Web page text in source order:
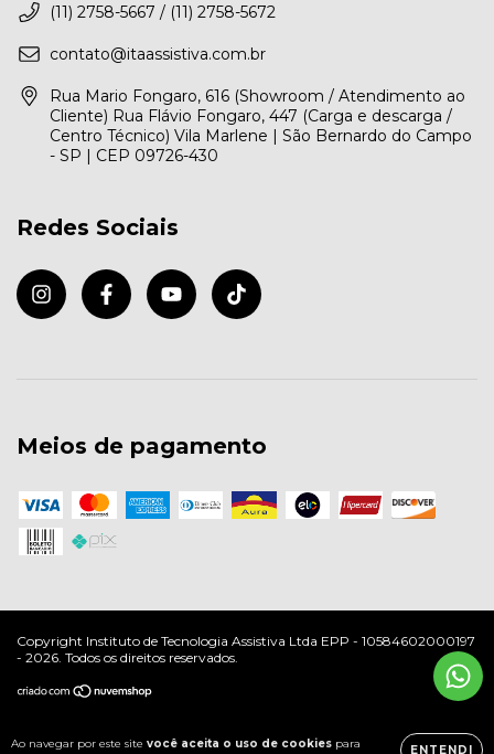
Ao navegar por este site você aceita o uso de cookies para
ENTENDI
(11) 2758-5667 / (11) 2758-5672
contato@itaassistiva.com.br
Rua Mario Fongaro, 616 (Showroom / Atendimento ao
Cliente) Rua Flávio Fongaro, 447 (Carga e descarga /
Centro Técnico) Vila Marlene | São Bernardo do Campo
- SP | CEP 09726-430
Redes Sociais
Meios de pagamento
Copyright Instituto de Tecnologia Assistiva Ltda EPP - 10584602000197
- 2026. Todos os direitos reservados.